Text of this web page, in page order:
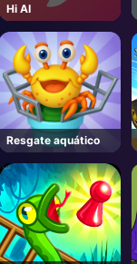
AD
Hi AI
Resgate aquático